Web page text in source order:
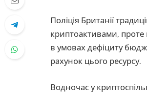
Поліція Британії
криптоактивами, проте
в умовах дефіциту
рахунок цього ресурсу.
Водночас у